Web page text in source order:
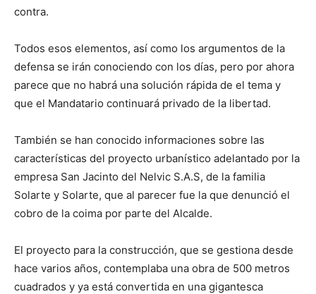
contra.
Todos esos elementos, así como los argumentos de la
defensa se irán conociendo con los días, pero por ahora
parece que no habrá una solución rápida de el tema y
que el Mandatario continuará privado de la libertad.
También se han conocido informaciones sobre las
características del proyecto urbanístico adelantado por la
empresa San Jacinto del Nelvic S.A.S, de la familia
Solarte y Solarte, que al parecer fue la que denunció el
cobro de la coima por parte del Alcalde.
El proyecto para la construcción, que se gestiona desde
hace varios años, contemplaba una obra de 500 metros
cuadrados y ya está convertida en una gigantesca